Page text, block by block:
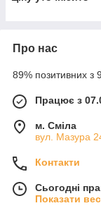
Про нас
89% позитивних з 9
Працює з
м. Сміла
вул. Мазура
Контакти
Сьогодні
Показати